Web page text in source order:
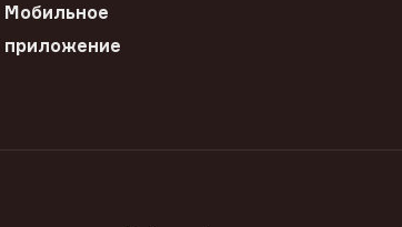
Мобильное
приложение